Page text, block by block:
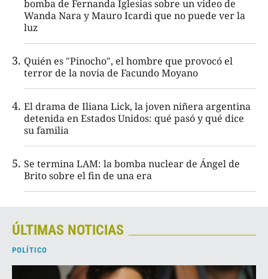
bomba de Fernanda Iglesias sobre un video de
Wanda Nara y Mauro Icardi que no puede ver la
luz
Quién es "Pinocho", el hombre que provocó el
terror de la novia de Facundo Moyano
El drama de Iliana Lick, la joven niñera argentina
detenida en Estados Unidos: qué pasó y qué dice
su familia
Se termina LAM: la bomba nuclear de Ángel de
Brito sobre el fin de una era
ÚLTIMAS NOTICIAS
POLÍTICO